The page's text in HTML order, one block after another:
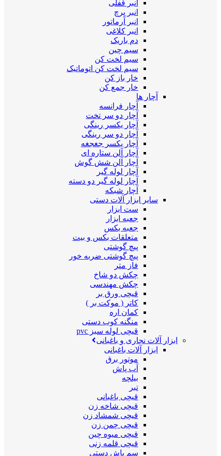
انبر قفلی
انبر پرچ
انبر آرماتور
انبر کلاغی
دم باریک
سیم چین
سیم لخت کن
سیم لخت کن اتوماتیک
خار باز کن
خار جمع کن
آچار ها
آچار فرانسه
آچار دو سر تخت
آچار یکسر رینگی
آچار دو سر رینگی
آچار یکسر جغجغه
آچار آلن ستاره ای
آچار آلن شش گوش
آچار لوله گیر
آچار لوله گیر دو دسته
آچار شبکه
سایر ابزار آلات دستی
ست ابزار
جعبه ابزار
جعبه بکس
متعلقات بکس و بیت
پیچ گوشتی
پیچ گوشتی ضربه خور
فاز متر
چکش دو شاخ
چکش مهندسی
قیچی ورق بر
کاتر ( موکت بر )
کمان اره
منگنه کوب دستی
قیچی لوله سبز pvc
ابزار آلات نجاری و باغبانی
ابزار آلات باغبانی
موتور برق
آب پاش
بیلچه
تبر
قیچی باغبانی
قیچی شاخه زن
قیچی شمشاد زن
قیچی چمن زن
قیچی میوه چین
قیچی قلمه زنی
سم پاش دستی